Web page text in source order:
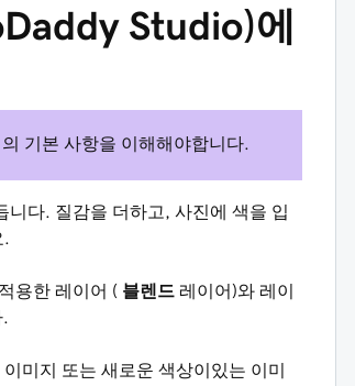
Studio)에
의 기본 사항을 이해해야합니다.
다. 질감을 더하고, 사진에 색을 입
용한 레이어 ( 블렌드 레이어)와 레이
미지 또는 새로운 색상이있는 이미